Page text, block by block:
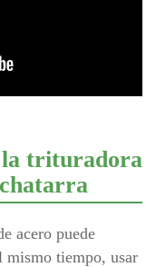
la trituradora
acero puede
mismo tiempo, usar